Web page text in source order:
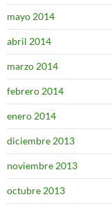
mayo 2014
abril 2014
marzo 2014
febrero 2014
enero 2014
diciembre 2013
noviembre 2013
octubre 2013